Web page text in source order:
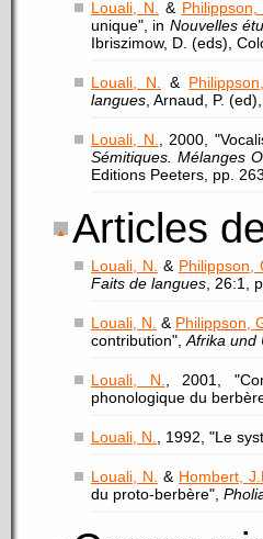
Louali, N. & Philippson,
unique", in Nouvelles
Ibriszimow, D. (eds),
Louali, N. &
langues , Arnaud, P.
Louali, N.
, 2000,
Sémitiques. Mélanges
Editions Peeters, pp.
Articles
Louali, N. & Philippson,
Faits de langues , 26:1,
Louali, N. & Philippson,
contribution", Afrika und
Louali, N.
, 2001,
phonologique du
Louali, N. , 1992, "Le
Louali, N. & Hombert,
du proto-berbère",